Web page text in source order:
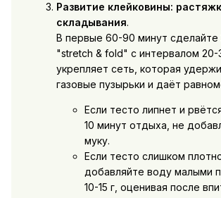
Развитие клейковины:
складывания.
В первые 60-90 минут
"stretch & fold" с интервалом 20-
укрепляет сеть, которая
газовые пузырьки и даёт
Если тесто липнет и
10 минут отдыха, не
муку.
Если тесто слишком
добавляйте воду малыми
10-15 г, оценивая после